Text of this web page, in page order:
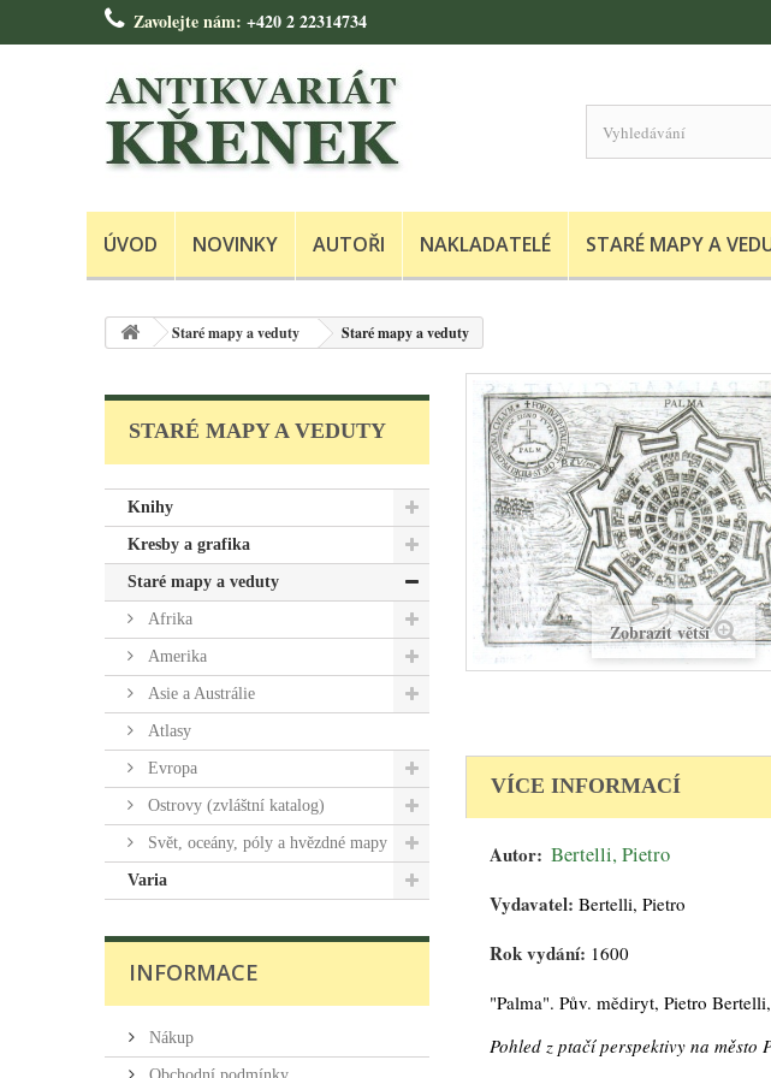
Zavolejte nám: +420 2 22314734
ÚVOD NOVINKY AUTOŘI NAKLADATELÉ STARÉ MAPY A
Staré mapy a veduty Staré mapy a veduty
STARÉ MAPY A VEDUTY
Knihy
Kresby a grafika
Staré mapy a veduty
Afrika
Amerika
Asie a Austrálie
Atlasy
Evropa
Ostrovy (zvláštní katalog)
Svět, oceány, póly a hvězdné mapy
Varia
INFORMACE
Nákup
Zobrazit větší
VÍCE INFORMACÍ
Autor: Bertelli, Pietro
Vydavatel: Bertelli, Pietro
Rok vydání: 1600
"Palma". Pův. mědiryt, Pietro
Pohled z ptačí perspektivy na město